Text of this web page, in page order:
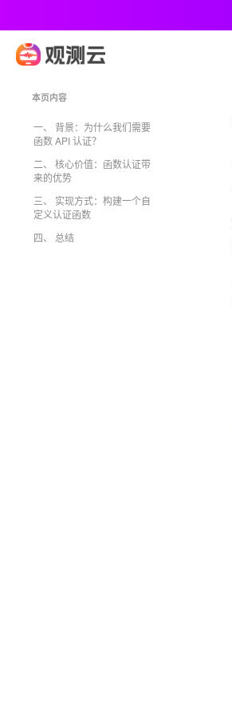
本页内容
一、 背景：为什么我们需要
函数 API 认证？
二、 核心价值：函数认证带
来的优势
三、 实现方式：构建一个自
定义认证函数
四、 总结